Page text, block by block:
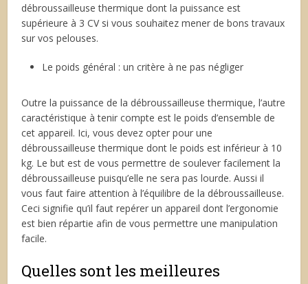
débroussailleuse thermique dont la puissance est
supérieure à 3 CV si vous souhaitez mener de bons travaux
sur vos pelouses.
Le poids général : un critère à ne pas négliger
Outre la puissance de la débroussailleuse thermique, l’autre
caractéristique à tenir compte est le poids d’ensemble de
cet appareil. Ici, vous devez opter pour une
débroussailleuse thermique dont le poids est inférieur à 10
kg. Le but est de vous permettre de soulever facilement la
débroussailleuse puisqu’elle ne sera pas lourde. Aussi il
vous faut faire attention à l’équilibre de la débroussailleuse.
Ceci signifie qu’il faut repérer un appareil dont l’ergonomie
est bien répartie afin de vous permettre une manipulation
facile.
Quelles sont les meilleures